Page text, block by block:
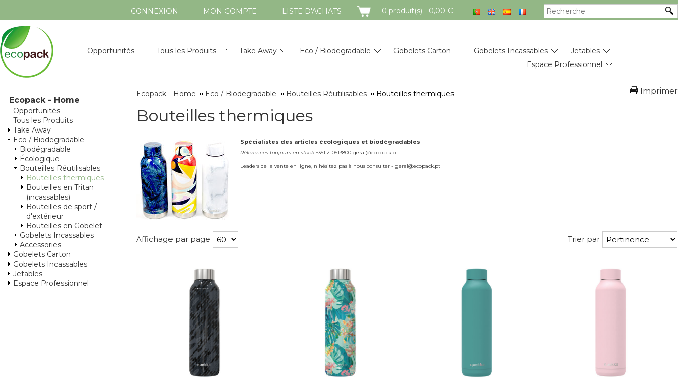
CONNEXION MON COMPTE LISTE D'ACHATS PANIER
0 produit(s) - 0,00 €
Opportunités Tous les Produits Take Away Eco / Biodegradable Gobelets Carton Gobelets Incassables
Jetables
Espace Professionnel
Ecopack - Home
Opportunités
Tous les Produits
Take Away
Eco / Biodegradable
Biodégradable
Écologique
Bouteilles Réutilisables
Bouteilles thermiques
Bouteilles en Tritan
(incassables)
Bouteilles de sport /
d'extérieur
Bouteilles en Gobelet
Gobelets Incassables
Accessories
Gobelets Carton
Gobelets Incassables
Jetables
Espace Professionnel
Imprimer
Ecopack - Home Eco / Biodegradable Bouteilles Réutilisables Bouteilles thermiques
Bouteilles thermiques
Spécialistes des articles écologiques et biodégradables
Références toujours en stock +351 210513800 geral@ecopack.pt
Leaders de la vente en ligne, n'hésitez pas à nous consulter - geral@ecopack.pt
Affichage par page Trier par